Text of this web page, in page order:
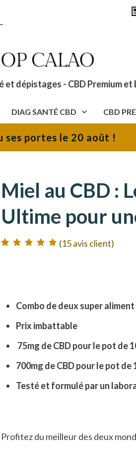
dépistages - CBD Premium et
DIAG SANTÉ CBD CBD
ses portes le 20 août !
Miel au CBD :
Ultime pour
(15avis client)
Combo de deux super aliment
Prix imbattable
75mg de CBD pour le pot de
700mg de CBD pour le pot de
Testé et formulé par un
Profitez du meilleur des deux